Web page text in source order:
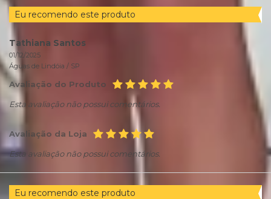
Eu recomendo este produto
Tathiana Santos
01/12/2025
Águas de Lindóia / SP
Avaliação do Produto
Esta avaliação não possui comentários.
Avaliação da Loja
Esta avaliação não possui comentários.
Eu recomendo este produto